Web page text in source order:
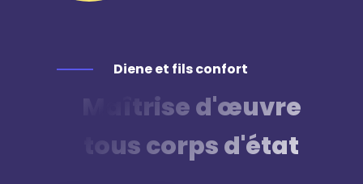
Diene et fils confort
Maîtrise d'œuvre
tous corps d'état